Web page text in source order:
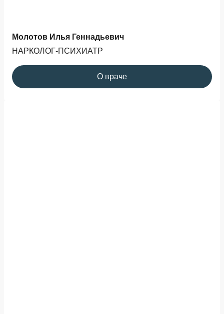
Молотов Илья Геннадьевич
НАРКОЛОГ-ПСИХИАТР
О враче